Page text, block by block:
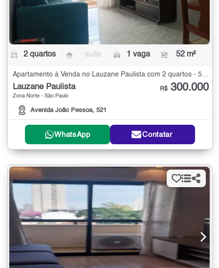
2 quartos - suíte 1 vaga 52 m²
Apartamento à Venda no Lauzane Paulista com 2 quartos - 52 m²
Lauzane Paulista
Zona Norte - São Paulo
Avenida João Pessoa, 521
R$ 300.000
WhatsApp Contatar